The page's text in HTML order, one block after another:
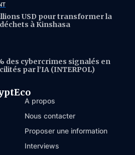
USD pour transformer la
à Kinshasa
des cybercrimes signalés en
par l’IA (INTERPOL)
À propos
Nous contacter
Proposer une information
Interviews